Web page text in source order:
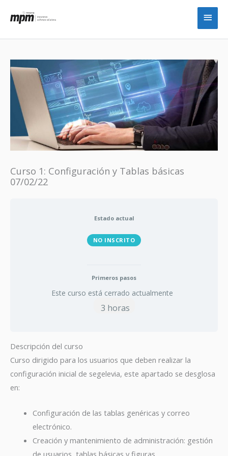
Curso 1: Configuración y Tablas básicas
07/02/22
Estado actual
NO INSCRITO
Primeros pasos
Este curso está cerrado actualmente
3 horas
Descripción del curso
Curso dirigido para los usuarios que deben realizar la
configuración inicial de segelevia, este apartado se desglosa
en:
Configuración de las tablas genéricas y correo
electrónico.
Creación y mantenimiento de administración: gestión